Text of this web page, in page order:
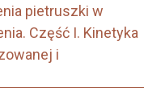
pietruszki w
Część I. Kinetyka
i